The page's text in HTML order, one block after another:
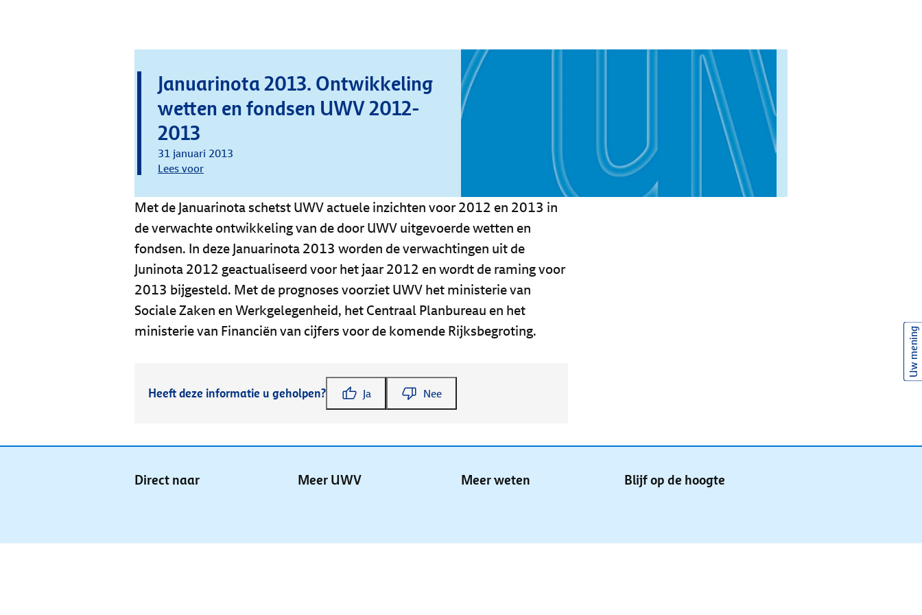
Januarinota 2013. Ontwikkeling
wetten en fondsen UWV 2012-
2013
31 januari 2013
Lees voor
Met de Januarinota schetst UWV actuele inzichten voor 2012 en 2013 in
de verwachte ontwikkeling van de door UWV uitgevoerde wetten en
fondsen. In deze Januarinota 2013 worden de verwachtingen uit de
Juninota 2012 geactualiseerd voor het jaar 2012 en wordt de raming voor
2013 bijgesteld. Met de prognoses voorziet UWV het ministerie van
Sociale Zaken en Werkgelegenheid, het Centraal Planbureau en het
ministerie van Financiën van cijfers voor de komende Rijksbegroting.
Heeft deze informatie u geholpen? Ja Nee
Direct naar Meer UWV Meer weten Blijf op de hoogte
Uw mening